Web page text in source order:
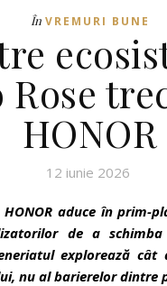
În VREMURI BUNE
HONOR
12 iunie 2026
aduce în
de a
explorează
nu al barierelor dintre